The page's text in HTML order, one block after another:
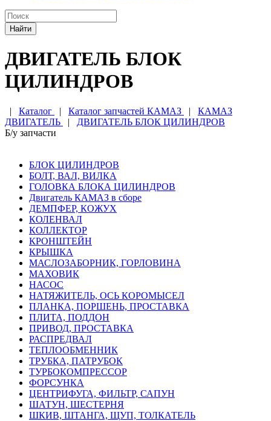
Найти
ДВИГАТЕЛЬ БЛОК
ЦИЛИНДРОВ
| Каталог | Каталог запчастей КАМАЗ | КАМАЗ
ДВИГАТЕЛЬ
| ДВИГАТЕЛЬ БЛОК ЦИЛИНДРОВ
Б/у запчасти
БЛОК ЦИЛИНДРОВ
БОЛТ, ВАЛ, ВИЛКА
ГОЛОВКА БЛОКА ЦИЛИНДРОВ
Двигатель КАМАЗ в сборе
ДЕМПФЕР, КОЖУХ
КОЛЕНВАЛ
КОЛЛЕКТОР
КРОНШТЕЙН
КРЫШКА
МАСЛОЗАБОРНИК, ГОРЛОВИНА
МАХОВИК
НАСОС
НАТЯЖИТЕЛЬ, ОСЬ КОРОМЫСЕЛ
ПЛАНКА, ПОРШЕНЬ, ПРОСТАВКА
ПЛИТА, ПОДДОН
ПРИВОД, ПРОСТАВКА
РАСПРЕДВАЛ
ТЕПЛООБМЕННИК
ТРУБКА, ПАТРУБОК
ТУРБОКОМПРЕССОР
ФОРСУНКА
ЦЕНТРИФУГА, ФИЛЬТР, САПУН
ШАТУН, ШЕСТЕРНЯ
ШКИВ, ШТАНГА, ЩУП, ТОЛКАТЕЛЬ